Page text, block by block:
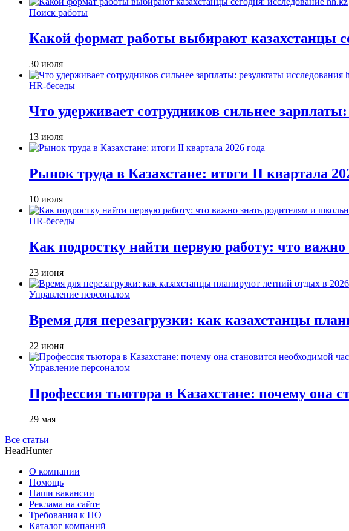
Поиск работы
Какой формат работы выбирают казахстанцы
30 июля
HR-беседы
Что удерживает сотрудников сильнее
13 июля
Рынок труда в Казахстане: итоги II квартала
10 июля
HR-беседы
Как подростку найти первую работу: что
23 июня
Управление персоналом
Время для перезагрузки: как казахстанцы
22 июня
Управление персоналом
Профессия тьютора в Казахстане: почему она
29 мая
Все статьи
HeadHunter
О компании
Помощь
Наши вакансии
Реклама на сайте
Требования к ПО
Каталог компаний